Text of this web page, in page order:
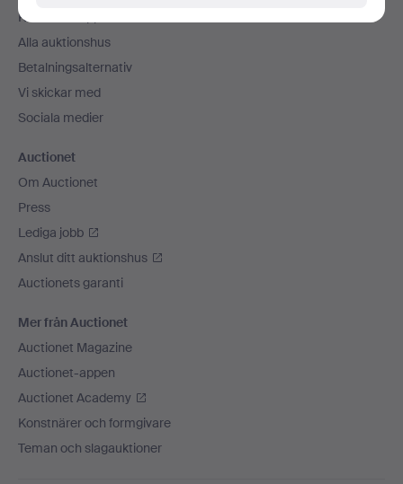
Kontakta support
Alla auktionshus
Betalningsalternativ
Vi skickar med
Sociala medier
Auctionet
Om Auctionet
Press
Lediga jobb
Anslut ditt auktionshus
Auctionets garanti
Mer från Auctionet
Auctionet Magazine
Auctionet-appen
Auctionet Academy
Konstnärer och formgivare
Teman och slagauktioner